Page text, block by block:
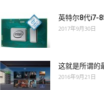
英特尔8代i7-
2017年9月30日
这就是所谓的
2016年9月21日